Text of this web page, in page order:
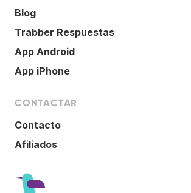
Blog
Trabber Respuestas
App Android
App iPhone
CONTACTAR
Contacto
Afiliados